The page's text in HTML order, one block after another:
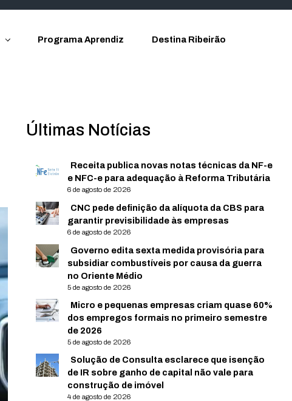
Programa Aprendiz Destina Ribeirão
Últimas Notícias
Receita publica novas notas técnicas da NF-e
e NFC-e para adequação à Reforma Tributária
6 de agosto de 2026
CNC pede definição da alíquota da CBS para
garantir previsibilidade às empresas
6 de agosto de 2026
Governo edita sexta medida provisória para
subsidiar combustíveis por causa da guerra
no Oriente Médio
5 de agosto de 2026
Micro e pequenas empresas criam quase 60%
dos empregos formais no primeiro semestre
de 2026
5 de agosto de 2026
Solução de Consulta esclarece que isenção
de IR sobre ganho de capital não vale para
construção de imóvel
4 de agosto de 2026